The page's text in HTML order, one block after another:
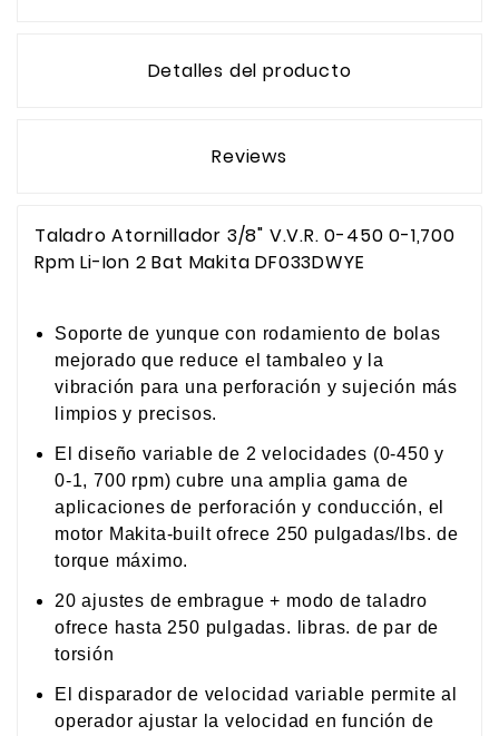
Detalles del producto
Reviews
Taladro Atornillador 3/8" V.V.R. 0-450 0-1,700
Rpm Li-Ion 2 Bat Makita DF033DWYE
Soporte de yunque con rodamiento de bolas
mejorado que reduce el tambaleo y la
vibración para una perforación y sujeción más
limpios y precisos.
El diseño variable de 2 velocidades (0-450 y
0-1, 700 rpm) cubre una amplia gama de
aplicaciones de perforación y conducción, el
motor Makita-built ofrece 250 pulgadas/lbs. de
torque máximo.
20 ajustes de embrague + modo de taladro
ofrece hasta 250 pulgadas. libras. de par de
torsión
El disparador de velocidad variable permite al
operador ajustar la velocidad en función de